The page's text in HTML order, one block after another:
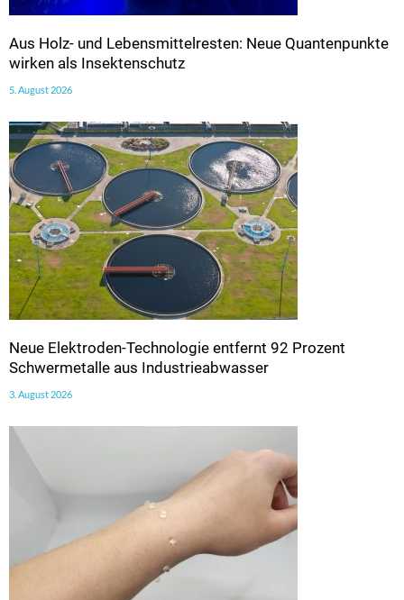
Aus Holz- und Lebensmittelresten: Neue Quantenpunkte
wirken als Insektenschutz
5. August 2026
Neue Elektroden-Technologie entfernt 92 Prozent
Schwermetalle aus Industrieabwasser
3. August 2026